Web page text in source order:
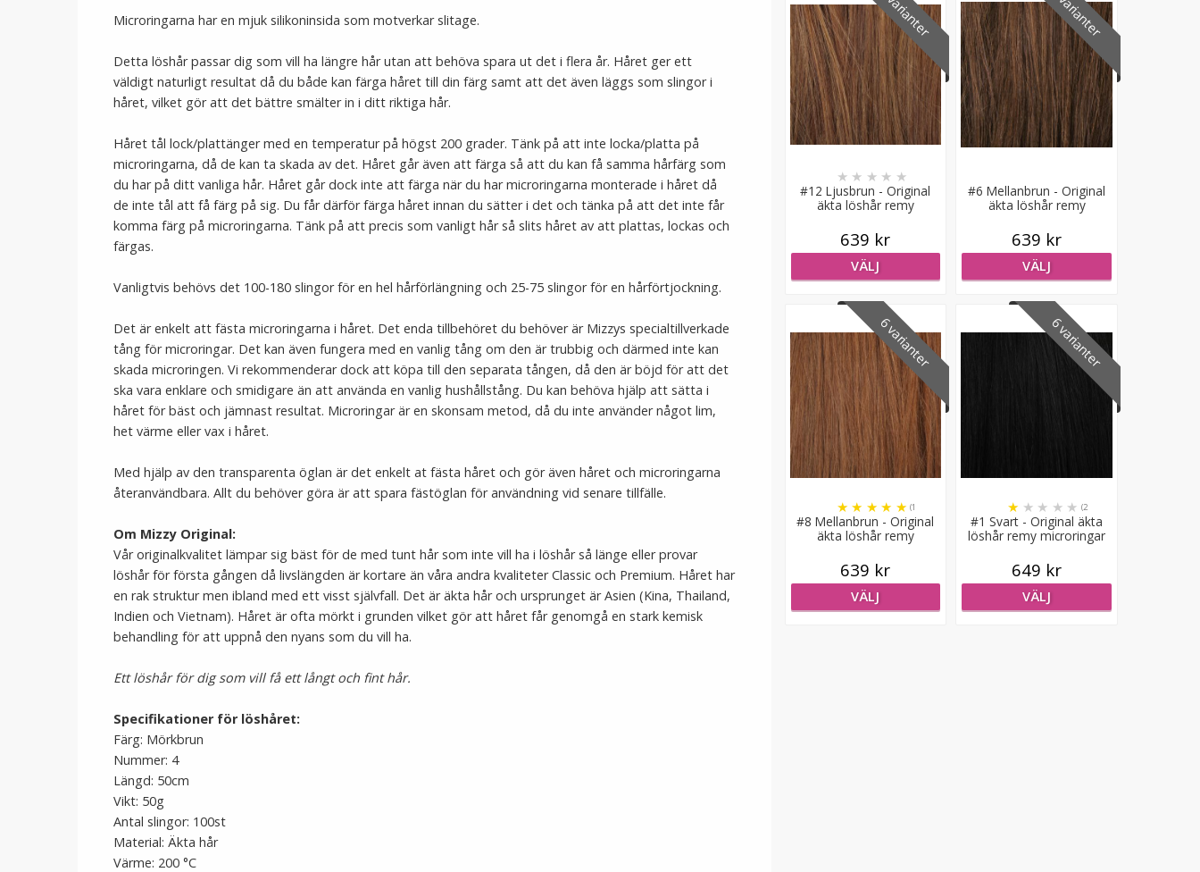
Microringarna har en mjuk silikoninsida som motverkar slitage.
Detta löshår passar dig som vill ha längre hår utan att behöva spara ut det i flera år. Håret ger ett
väldigt naturligt resultat då du både kan färga håret till din färg samt att det även läggs som slingor i
håret, vilket gör att det bättre smälter in i ditt riktiga hår.
Håret tål lock/plattänger med en temperatur på högst 200 grader. Tänk på att inte locka/platta på
microringarna, då de kan ta skada av det. Håret går även att färga så att du kan få samma hårfärg som
du har på ditt vanliga hår. Håret går dock inte att färga när du har microringarna monterade i håret då
de inte tål att få färg på sig. Du får därför färga håret innan du sätter i det och tänka på att det inte får
komma färg på microringarna. Tänk på att precis som vanligt hår så slits håret av att plattas, lockas och
färgas.
Vanligtvis behövs det 100-180 slingor för en hel hårförlängning och 25-75 slingor för en hårförtjockning.
Det är enkelt att fästa microringarna i håret. Det enda tillbehöret du behöver är Mizzys specialtillverkade
tång för microringar. Det kan även fungera med en vanlig tång om den är trubbig och därmed inte kan
skada microringen. Vi rekommenderar dock att köpa till den separata tången, då den är böjd för att det
ska vara enklare och smidigare än att använda en vanlig hushållstång. Du kan behöva hjälp att sätta i
håret för bäst och jämnast resultat. Microringar är en skonsam metod, då du inte använder något lim,
het värme eller vax i håret.
Med hjälp av den transparenta öglan är det enkelt at fästa håret och gör även håret och microringarna
återanvändbara. Allt du behöver göra är att spara fästöglan för användning vid senare tillfälle.
Om Mizzy Original:
Vår originalkvalitet lämpar sig bäst för de med tunt hår som inte vill ha i löshår så länge eller provar
löshår för första gången då livslängden är kortare än våra andra kvaliteter Classic och Premium. Håret har
en rak struktur men ibland med ett visst självfall. Det är äkta hår och ursprunget är Asien (Kina, Thailand,
Indien och Vietnam). Håret är ofta mörkt i grunden vilket gör att håret får genomgå en stark kemisk
behandling för att uppnå den nyans som du vill ha.
Ett löshår för dig som vill få ett långt och fint hår.
Specifikationer för löshåret:
Färg: Mörkbrun
Nummer: 4
Längd: 50cm
Vikt: 50g
Antal slingor: 100st
Material: Äkta hår
Värme: 200 °C
6 varianter
#12 Ljusbrun - Original
äkta löshår remy
microringar loop
★ ★ ★ ★ ★
639 kr
VÄLJ
6 varianter
#6 Mellanbrun - Original
äkta löshår remy
microringar loop
639 kr
VÄLJ
6 varianter
#8 Mellanbrun - Original
äkta löshår remy
microringar loop
★ ★ ★ ★ ★ (1
recensioner)
639 kr
VÄLJ
6 varianter
#1 Svart - Original äkta
löshår remy microringar
loop
★ ★ ★ ★ ★ (2
recensioner)
649 kr
VÄLJ